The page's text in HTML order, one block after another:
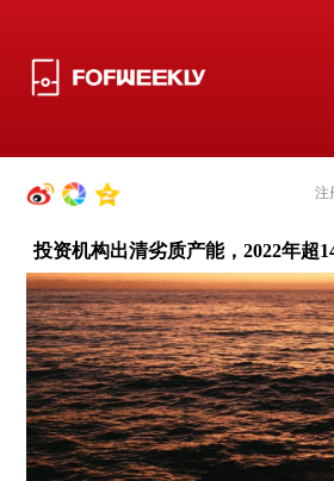
注
投资机构出清劣质产能，2022年超